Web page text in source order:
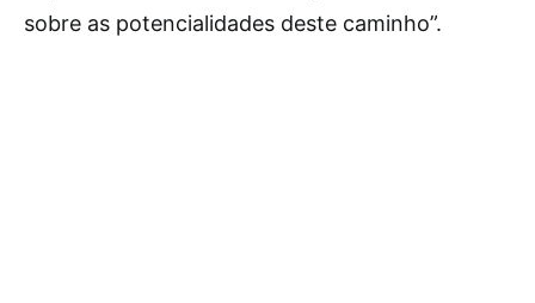
sobre as potencialidades deste caminho”.